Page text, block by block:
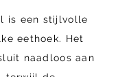
is een stijlvolle
eethoek. Het
naadloos aan